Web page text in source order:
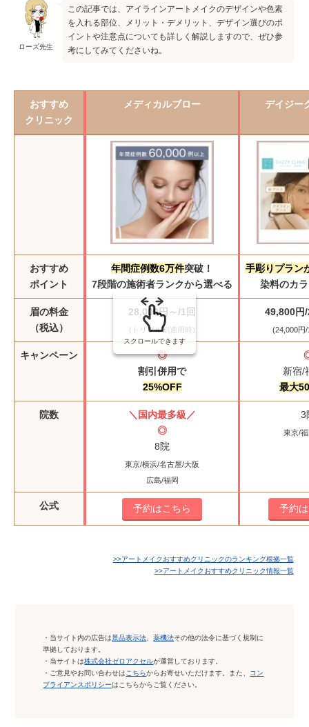
ローズ先生
この記事では、アイラインアートメイクのデザインや色素
を入れる部位、メリット・デメリット、デザイン選びのポ
イントや注意点についても詳しく解説しますので、ぜひ参
考にしてみてくださいね。
おすすめ
クリニック
メディカルブロー デイジー
おすすめ
ポイント
年間症例数6万件突破！
7段階の施術者ランクから選べる
手彫りプラン
染料のカ
眉の料金
（税込）
28,000円～/1回
(トリプル割適用時)
49,800円
(24,000円
キャンペーン
◎
割引併用で
25%OFF
新宿/
最大
院数
＼国内最多級／
◎
8院
東京/横浜/名古屋/大阪
広島/福岡
3
東京/
公式 予約はこちら 予約
スクロールできます
>>アートメイクおすすめクリニックのランキング根拠一覧
>>アートメイクおすすめクリニック情報一覧
・当サイト内の広告は景品表示法 、薬機法その他の法令に基づく規制に
準拠しております。
・当サイトは株式会社ゼロアクセルが運営しております。
・ご意見やお問い合わせは こちらからお寄せいただけます。また、 コン
プライアンスポリシーはこちらからご覧ください。